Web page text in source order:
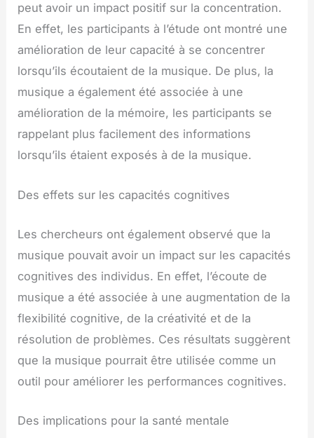
peut avoir un impact positif sur la concentration.
En effet, les participants à l’étude ont montré une
amélioration de leur capacité à se concentrer
lorsqu’ils écoutaient de la musique. De plus, la
musique a également été associée à une
amélioration de la mémoire, les participants se
rappelant plus facilement des informations
lorsqu’ils étaient exposés à de la musique.
Des effets sur les capacités cognitives
Les chercheurs ont également observé que la
musique pouvait avoir un impact sur les capacités
cognitives des individus. En effet, l’écoute de
musique a été associée à une augmentation de la
flexibilité cognitive, de la créativité et de la
résolution de problèmes. Ces résultats suggèrent
que la musique pourrait être utilisée comme un
outil pour améliorer les performances cognitives.
Des implications pour la santé mentale